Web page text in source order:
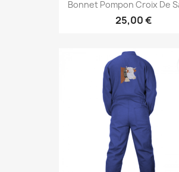
Bonnet Pompon Croix De
25,00 €